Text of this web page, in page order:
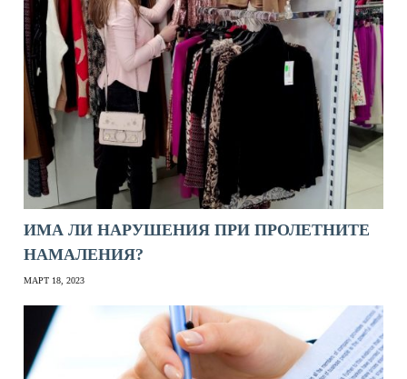
ИМА ЛИ НАРУШЕНИЯ ПРИ ПРОЛЕТНИТЕ
НАМАЛЕНИЯ?
МАРТ 18, 2023